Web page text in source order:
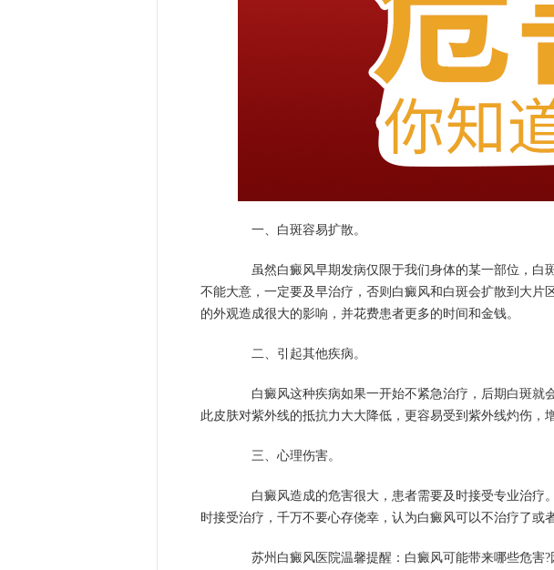
一、白斑容易扩散。
虽然白癜风早期发病仅限于我们身体的某一部位，白
不能大意，一定要及早治疗，否则白癜风和白斑会扩散到大片
的外观造成很大的影响，并花费患者更多的时间和金钱。
二、引起其他疾病。
白癜风这种疾病如果一开始不紧急治疗，后期白斑就
此皮肤对紫外线的抵抗力大大降低，更容易受到紫外线灼伤，
三、心理伤害。
白癜风造成的危害很大，患者需要及时接受专业治疗
时接受治疗，千万不要心存侥幸，认为白癜风可以不治疗了或
苏州白癜风医院温馨提醒：白癜风可能带来哪些危害?